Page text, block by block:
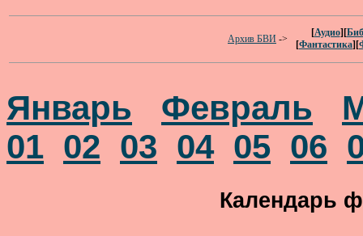
Архив БВИ ->
[Аудио][
[Фантастика][
Январь Февраль
01 02 03 04 05 06
Календарь